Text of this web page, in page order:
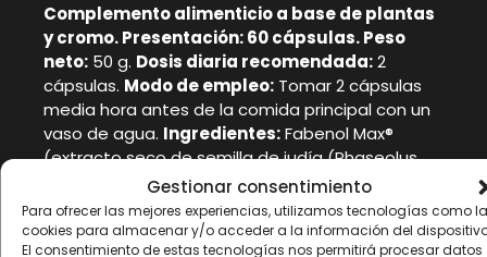
Gestionar consentimiento
Para ofrecer las mejores experiencias, utilizamos tecnologías como
cookies para almacenar y/o acceder a la información del
El consentimiento de estas tecnologías nos permitirá procesar datos
Complemento alimenticio a base de plantas
y cromo. Presentación: 60 cápsulas. Peso
neto: 50 g. Dosis diaria recomendada:2
cápsulas. Modo de empleo: Tomar 2 cápsulas
media hora antes de la comida principal con un
vaso de agua. Ingredientes:Fabenol Max®
(extracto seco de semilla de judía (Phaseolus
vulgaris extracto 20000 units), cápsula
(gelatina), antiaglomerante (sales magnésicas
de ácidos grasos) y picolinato de cromo.Puede